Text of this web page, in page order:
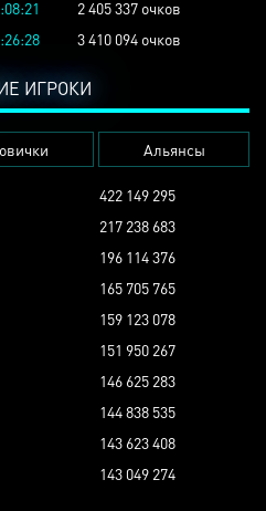
2 405 337 очков
3 410 094 очков
ИГРОКИ
Альянсы
422 149 295
217 238 683
196 114 376
165 705 765
159 123 078
151 950 267
146 625 283
144 838 535
143 623 408
143 049 274